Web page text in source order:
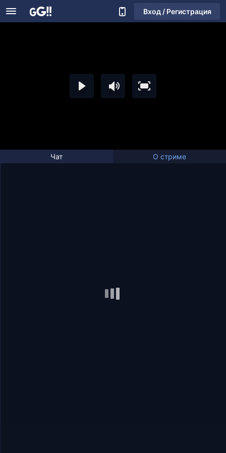
Вход / Регистрация
Чат О стриме